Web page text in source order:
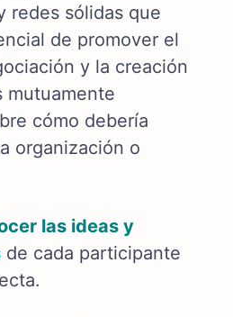
redes sólidas que
de promover el
y la creación
mutuamente
cómo debería
organización o
las ideas y
de cada participante